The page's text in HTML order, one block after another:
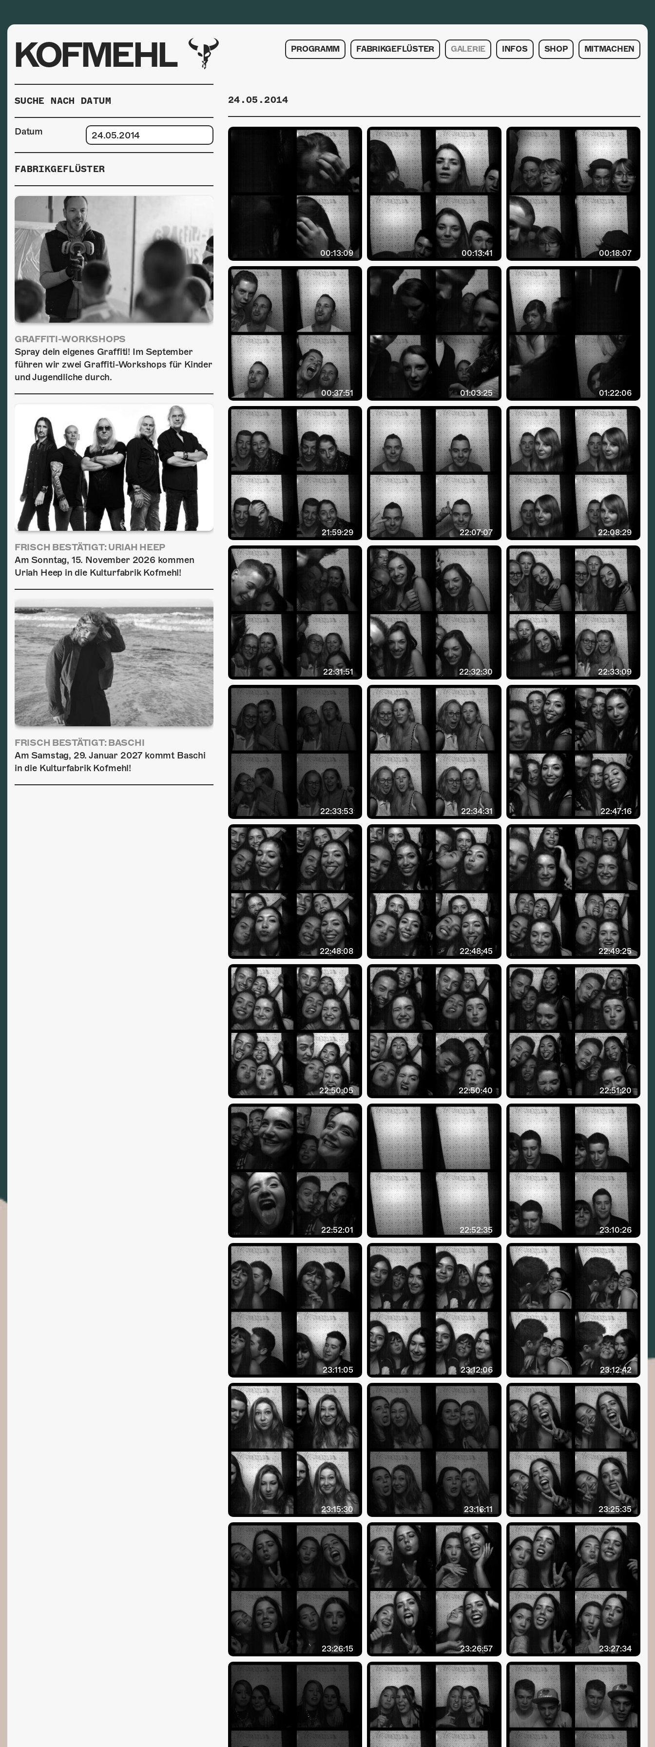
KOFMEHL PROGRAMM FABRIKGEFLÜSTER GALERIE INFOS SHOP MITMACHEN
24.05.2014
00:13:09 00:13:41 00:18:07
00:37:51 01:03:25 01:22:06
21:59:29 22:07:07 22:08:29
22:31:51 22:32:30 22:33:09
22:33:53 22:34:31 22:47:16
22:48:08 22:48:45 22:49:25
22:50:05 22:50:40 22:51:20
22:52:01 22:52:35 23:10:26
23:11:05 23:12:06 23:12:42
23:15:30 23:16:11 23:25:35
23:26:15 23:26:57 23:27:34
SUCHE NACH DATUM
Datum
FABRIKGEFLÜSTER
GRAFFITI-WORKSHOPS
Spray dein eigenes Graffiti! Im September
führen wir zwei Graffiti-Workshops für Kinder
und Jugendliche durch.
FRISCH BESTÄTIGT: URIAH HEEP
Am Sonntag, 15. November 2026 kommen
Uriah Heep in die Kulturfabrik Kofmehl!
FRISCH BESTÄTIGT: BASCHI
Am Samstag, 29. Januar 2027 kommt Baschi
in die Kulturfabrik Kofmehl!